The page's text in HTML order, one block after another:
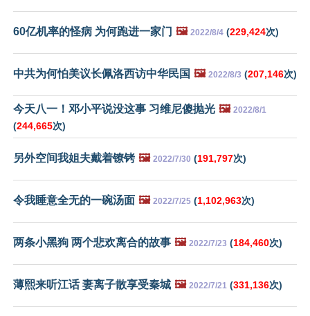
60亿机率的怪病 为何跑进一家门 🖼️ 2022/8/4 (229,424次)
中共为何怕美议长佩洛西访中华民国 🖼️ 2022/8/3 (207,146次)
今天八一！邓小平说没这事 习维尼傻抛光 🖼️ 2022/8/1
(244,665次)
另外空间我姐夫戴着镣铐 🖼️ 2022/7/30 (191,797次)
令我睡意全无的一碗汤面 🖼️ 2022/7/25 (1,102,963次)
两条小黑狗 两个悲欢离合的故事 🖼️ 2022/7/23 (184,460次)
薄熙来听江话 妻离子散享受秦城 🖼️ 2022/7/21 (331,136次)